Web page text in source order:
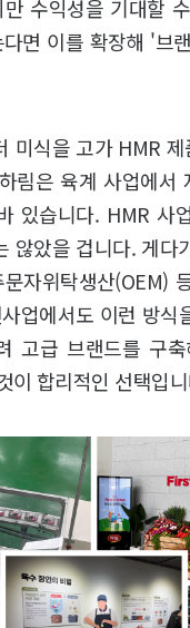
수익성을 기대할
면 이를 확장해 '브
미식을 고가 HMR
림은 육계 사업에서
있습니다. HMR 사
않았을 겁니다. 게다
자위탁생산(OEM)
업에서도 이런 방식
고급 브랜드를 구
이 합리적인 선택입